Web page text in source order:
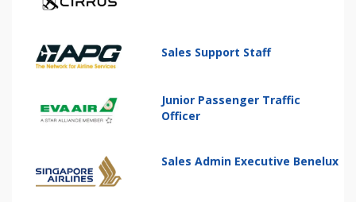
Sales Support Staff
Junior Passenger Traffic
Officer
Sales Admin Executive Benelux